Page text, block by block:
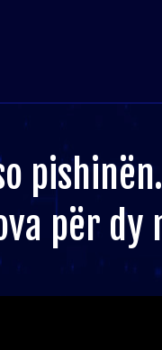
për dy